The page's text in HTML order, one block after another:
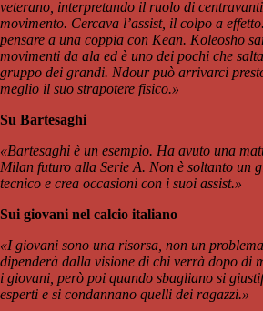
veterano, interpretando il ruolo di
movimento. Cercava l’assist, il colpo a
pensare a una coppia con Kean. Koleosho
movimenti da ala ed è uno dei pochi che
gruppo dei grandi. Ndour può arrivarci
meglio il suo strapotere fisico.»
Su Bartesaghi
«Bartesaghi è un esempio. Ha avuto una
Milan futuro alla Serie A. Non è soltanto un
tecnico e crea occasioni con i suoi assist.»
Sui giovani nel calcio italiano
«I giovani sono una risorsa, non un
dipenderà dalla visione di chi verrà dopo di
i giovani, però poi quando sbagliano si
esperti e si condannano quelli dei ragazzi.»